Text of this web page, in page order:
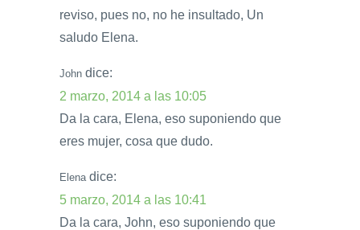
reviso, pues no, no he insultado, Un
saludo Elena.
John dice:
2 marzo, 2014 a las 10:05
Da la cara, Elena, eso suponiendo que
eres mujer, cosa que dudo.
Elena dice:
5 marzo, 2014 a las 10:41
Da la cara, John, eso suponiendo que